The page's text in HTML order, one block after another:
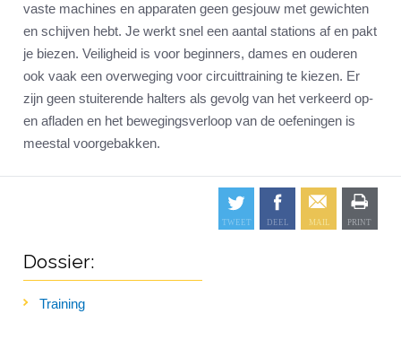
vaste machines en apparaten geen gesjouw met gewichten
en schijven hebt. Je werkt snel een aantal stations af en pakt
je biezen. Veiligheid is voor beginners, dames en ouderen
ook vaak een overweging voor circuittraining te kiezen. Er
zijn geen stuiterende halters als gevolg van het verkeerd op-
en afladen en het bewegingsverloop van de oefeningen is
meestal voorgebakken.
Dossier:
Training